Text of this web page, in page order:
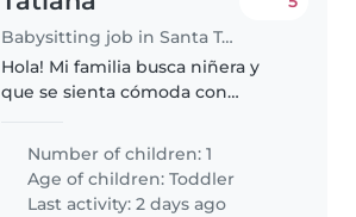
Babysitting job in Santa Tecla
Hola! Mi familia busca niñera y
que se sienta cómoda con
orden y cocina, mi hija tiene 4
años y en la mañana sería de
ordenar y limpiar casa, realizar..
Number of children: 1
Age of children:Toddler
Last activity: 2 days ago